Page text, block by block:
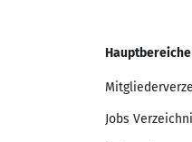
Hauptbereiche
Jobs